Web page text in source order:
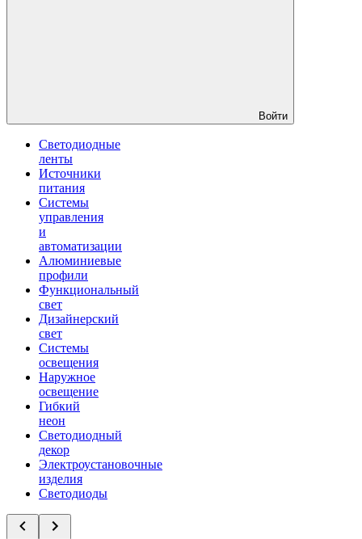
Войти
Светодиодные
ленты
Источники
питания
Системы
управления
и
автоматизации
Алюминиевые
профили
Функциональный
свет
Дизайнерский
свет
Системы
освещения
Наружное
освещение
Гибкий
неон
Светодиодный
декор
Электроустановочные
изделия
Светодиоды